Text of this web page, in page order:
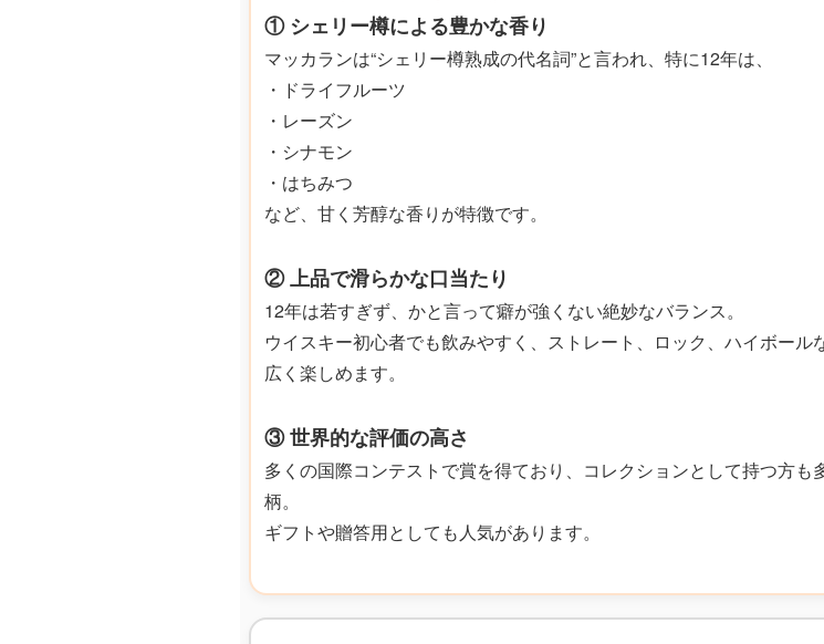
① シェリー樽による豊かな香り
マッカランは“シェリー樽熟成の代名詞”と言われ、特に12年は、
・ドライフルーツ
・レーズン
・シナモン
・はちみつ
など、甘く芳醇な香りが特徴です。
② 上品で滑らかな口当たり
12年は若すぎず、かと言って癖が強くない絶妙なバランス。
ウイスキー初心者でも飲みやすく、ストレート、ロック、ハイボール
広く楽しめます。
③ 世界的な評価の高さ
多くの国際コンテストで賞を得ており、コレクションとして持つ方も
柄。
ギフトや贈答用としても人気があります。